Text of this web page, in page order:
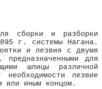
сборки и разборки
г. системы Нагана.
и лезвия с двумя
для
шлицы различной
лезвие
или иным концом.